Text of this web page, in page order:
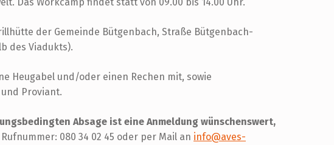
der Gemeinde Bütgenbach, Straße Bütgenbach-
des Viadukts).
Heugabel und/oder einen Rechen mit, sowie
Proviant.
Absage ist eine Anmeldung wünschenswert,
080 34 02 45 oder per Mail an info@aves-